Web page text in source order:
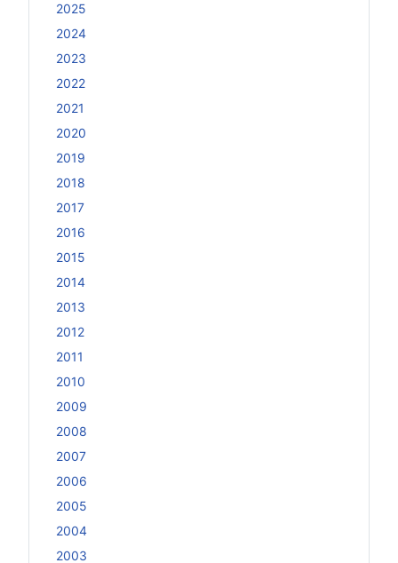
2025
2024
2023
2022
2021
2020
2019
2018
2017
2016
2015
2014
2013
2012
2011
2010
2009
2008
2007
2006
2005
2004
2003